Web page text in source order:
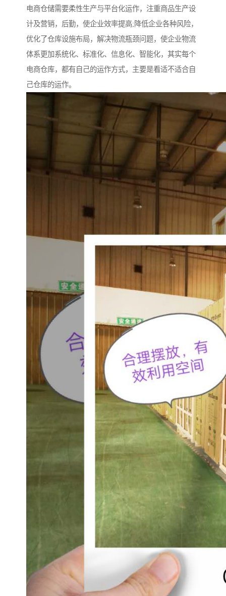
电商仓储需要柔性生产与平台化运作，注重商品生产设
计及营销，后勤，使企业效率提高;降低企业各种风险，
优化了仓库设施布局，解决物流瓶颈问题，使企业物流
体系更加系统化、标准化、信息化、智能化，其实每个
电商仓库，都有自己的运作方式，主要是看适不适合自
己仓库的运作。